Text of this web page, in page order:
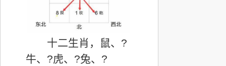
十二生肖， 鼠、 ?
牛、 ?虎、 ?兔、 ?